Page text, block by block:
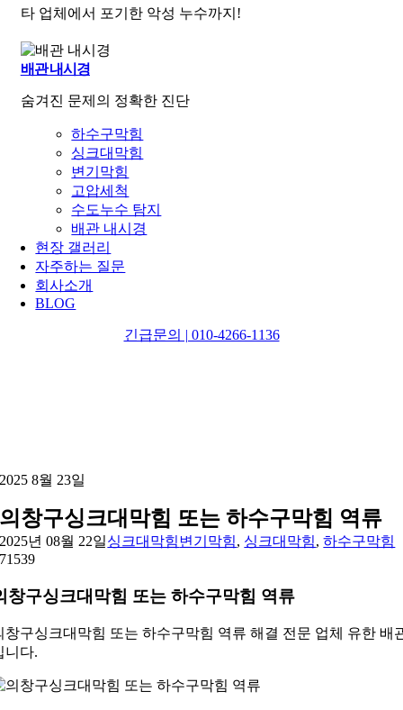
타 업체에서 포기한 악성 누수까지!
배관 내시경
숨겨진 문제의 정확한 진단
하수구막힘
싱크대막힘
변기막힘
고압세척
수도누수 탐지
배관 내시경
현장 갤러리
자주하는 질문
회사소개
BLOG
긴급문의 | 010-4266-1136
2025 8월 23일
의창구싱크대막힘 또는 하수구막힘 역류
2025년 08월 22일싱크대막힘변기막힘, 싱크대막힘,하수구막힘
71539
창구싱크대막힘 또는 하수구막힘 역류
창구싱크대막힘 또는 하수구막힘 역류 해결 전문 업체 유한 배
니다.